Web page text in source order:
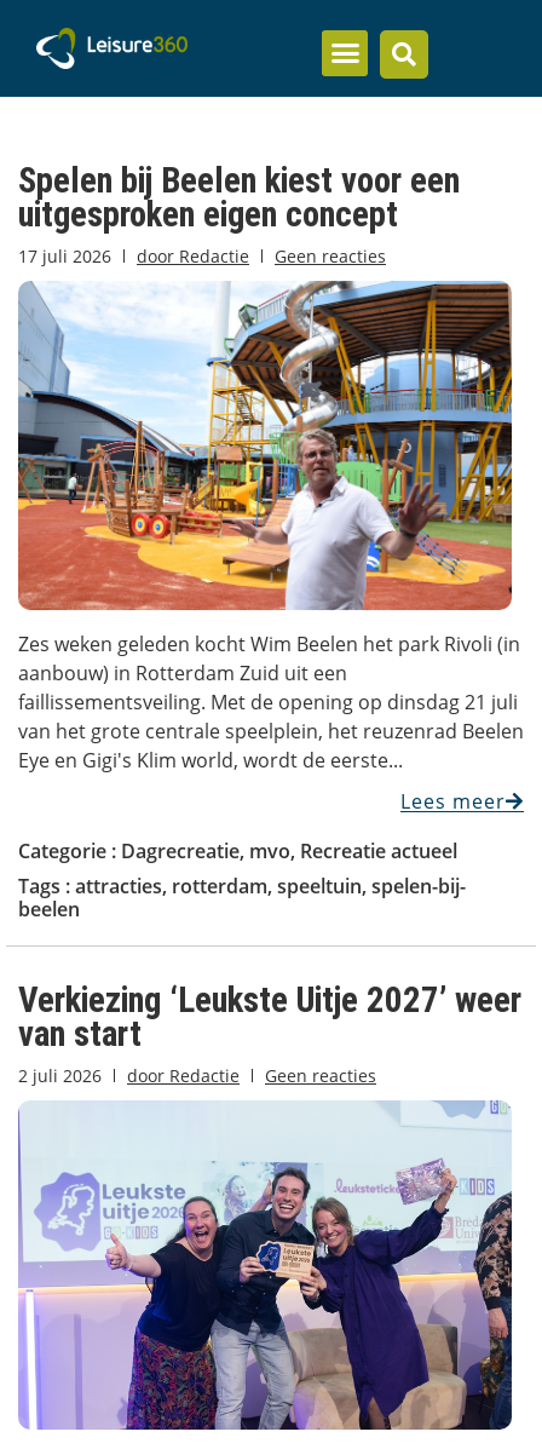
Spelen bij Beelen kiest voor een
uitgesproken eigen concept
17 juli 2026 door Redactie Geen reacties
Zes weken geleden kocht Wim Beelen het park Rivoli (in
aanbouw) in Rotterdam Zuid uit een
faillissementsveiling. Met de opening op dinsdag 21 juli
van het grote centrale speelplein, het reuzenrad Beelen
Eye en Gigi's Klim world, wordt de eerste...
Lees meer
Categorie : Dagrecreatie, mvo, Recreatie actueel
Tags :attracties, rotterdam, speeltuin, spelen-bij-
beelen
Verkiezing ‘Leukste Uitje 2027’ weer
van start
2 juli 2026 door Redactie Geen reacties